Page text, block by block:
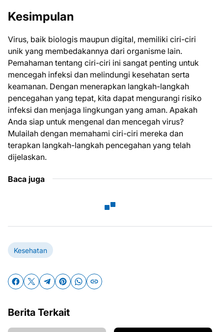
Kesimpulan
Virus, baik biologis maupun digital, memiliki ciri-ciri
unik yang membedakannya dari organisme lain.
Pemahaman tentang ciri-ciri ini sangat penting untuk
mencegah infeksi dan melindungi kesehatan serta
keamanan. Dengan menerapkan langkah-langkah
pencegahan yang tepat, kita dapat mengurangi risiko
infeksi dan menjaga lingkungan yang aman. Apakah
Anda siap untuk mengenal dan mencegah virus?
Mulailah dengan memahami ciri-ciri mereka dan
terapkan langkah-langkah pencegahan yang telah
dijelaskan.
Baca juga
Kesehatan
Berita Terkait